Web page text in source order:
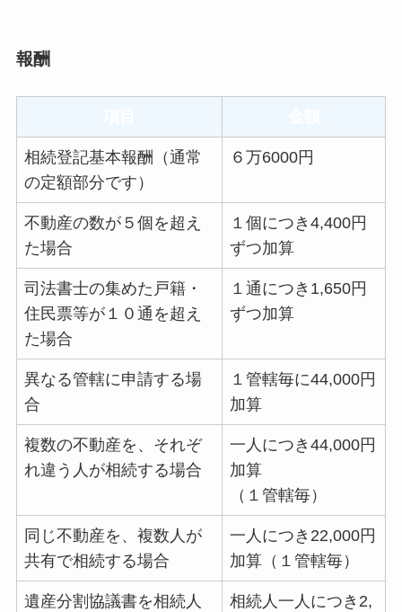
報酬
相続登記基本報酬（通常
の定額部分です）
６万6000円
不動産の数が５個を超え
た場合
１個につき4,400円
ずつ加算
司法書士の集めた戸籍・
住民票等が１０通を超え
た場合
１通につき1,650円
ずつ加算
異なる管轄に申請する場
合
１管轄毎に44,000円
加算
複数の不動産を、それぞ
れ違う人が相続する場合
一人につき44,000円
加算
（１管轄毎）
同じ不動産を、複数人が
共有で相続する場合
一人につき22,000円
加算（１管轄毎）
遺産分割協議書を相続人
相続人一人につき2,